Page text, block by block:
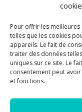
Pour offrir les
telles que les cookies
appareils. Le fait de
traiter des données
uniques sur ce site. Le
consentement peut
et fonctions.
SUR LA TOILE…
Blogroll